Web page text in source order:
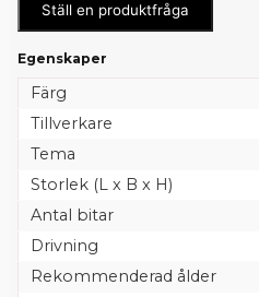
Ställ en produktfråga
Egenskaper
Färg
Tillverkare
Tema
Storlek (L x B x H)
Antal bitar
Drivning
Rekommenderad ålder